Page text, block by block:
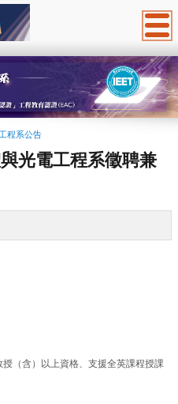
程系公告
光電⼯程系徵聘兼
（含）以上資格、支援全英課程授課